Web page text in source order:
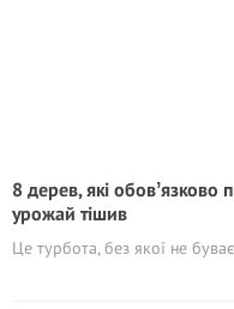
8 дерев, які обовʼязково
урожай тішив
Це турбота, без якої не